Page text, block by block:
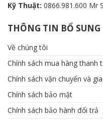
Kỹ Thuật: 0866.981.600 Mr
THÔNG TIN BỔ SUNG
Về chúng tôi
Chính sách mua hàng thanh
Chính sách vận chuyển và
Chính sách bảo mật
Chính sách bảo hành đổi trả